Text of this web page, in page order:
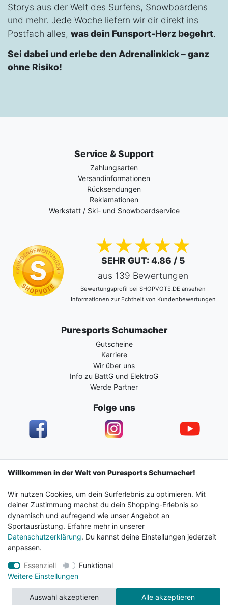
Storys aus der Welt des Surfens, Snowboardens
und mehr. Jede Woche liefern wir dir direkt ins
Postfach alles, was dein Funsport-Herz begehrt.
Sei dabei und erlebe den Adrenalinkick – ganz
ohne Risiko!
Service & Support
Zahlungsarten
Versandinformationen
Rücksendungen
Reklamationen
Werkstatt / Ski- und Snowboardservice
SEHR GUT: 4.86 / 5
aus 139 Bewertungen
Bewertungsprofil bei SHOPVOTE.DE ansehen
Informationen zur Echtheit von Kundenbewertungen
Puresports Schumacher
Gutscheine
Karriere
Wir über uns
Info zu BattG und ElektroG
Werde Partner
Folge uns
Impressum Daten­schutz­erklärung AGB
Barrierefreiheitserklärung Widerrufs­recht
Vertrag widerrufen Kontakt
© 2024 Surf & Sportshop Schumacher. Alle Rechte
Willkommen in der Welt von Puresports Schumacher!
Wir nutzen Cookies, um dein Surferlebnis zu optimieren. Mit
deiner Zustimmung machst du dein Shopping-Erlebnis so
dynamisch und aufregend wie unser Angebot an
Sportausrüstung. Erfahre mehr in unserer
Datenschutzerklärung. Du kannst deine Einstellungen jederzeit
anpassen.
Essenziell
Funktional
Weitere Einstellungen
Alle akzeptieren
Auswahl akzeptieren